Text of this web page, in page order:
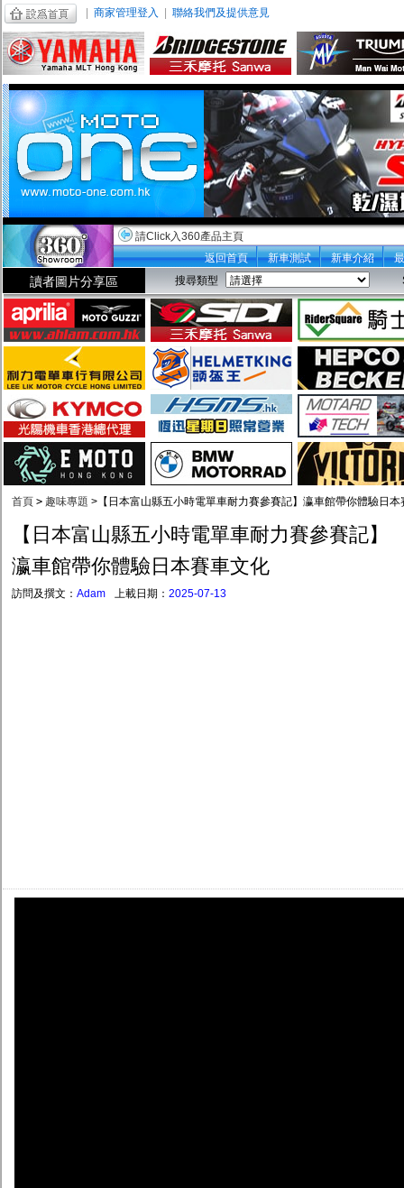
商家管理登入 聯絡我們及提供意見
請Click入360產品主頁
返回首頁
新車測試 新車介紹
讀者圖片分享區 搜尋類型
首頁 > 趣味專題 > 【日本富山縣五小時電單車耐力賽參賽記】瀛車館帶你體驗日本
【日本富山縣五小時電單車耐力賽參賽記】
瀛車館帶你體驗日本賽車文化
訪問及撰文： Adam 上載日期： 2025-07-13